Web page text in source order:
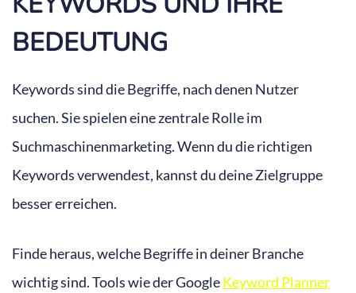
BEDEUTUNG
Keywords sind die Begriffe, nach denen Nutzer
suchen. Sie spielen eine zentrale Rolle im
Suchmaschinenmarketing. Wenn du die richtigen
Keywords verwendest, kannst du deine Zielgruppe
besser erreichen.
Finde heraus, welche Begriffe in deiner Branche
wichtig sind. Tools wie der GoogleKeyword Planner